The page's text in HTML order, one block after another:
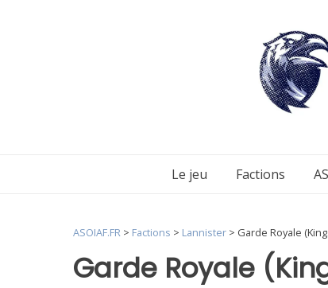
Le jeu Factions
Garde Royale
ASOIAF.FR > Factions > Lannister > Garde Royale